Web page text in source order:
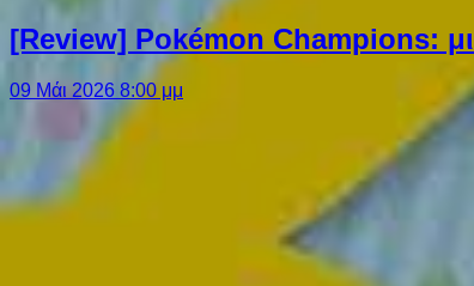
[Review] Pokémon Champions:
09 Μάι 2026 8:00 μμ